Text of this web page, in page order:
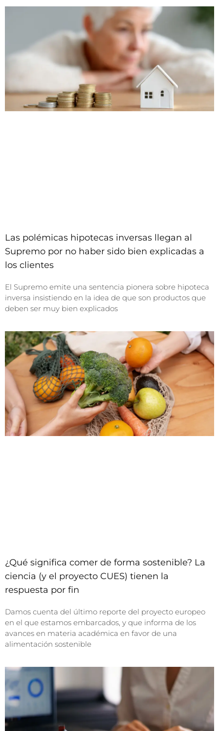
Las polémicas hipotecas inversas llegan al
Supremo por no haber sido bien explicadas a
los clientes
El Supremo emite una sentencia pionera sobre hipoteca
inversa insistiendo en la idea de que son productos que
deben ser muy bien explicados
¿Qué significa comer de forma sostenible? La
ciencia (y el proyecto CUES) tienen la
respuesta por fin
Damos cuenta del último reporte del proyecto europeo
en el que estamos embarcados, y que informa de los
avances en materia académica en favor de una
alimentación sostenible